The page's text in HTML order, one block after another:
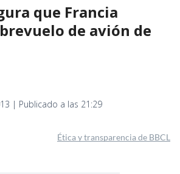
que Francia
de avión de
| Publicado a las 21:29
Ética y transparencia de BBCL